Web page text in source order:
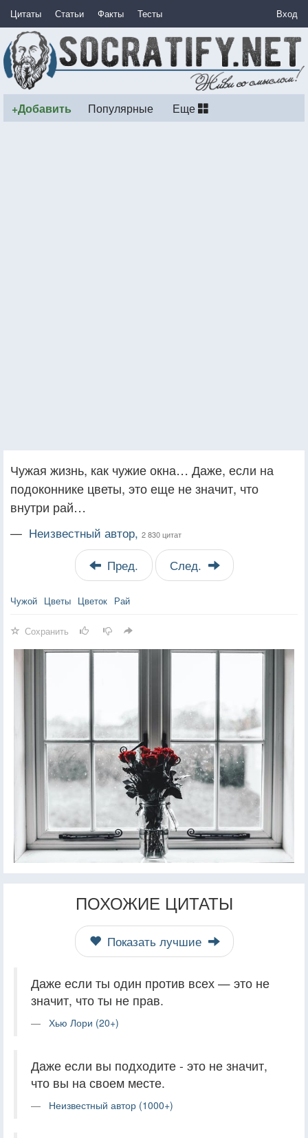
Цитаты Статьи Факты Тесты Вход
+Добавить Популярные Еще
Чужая жизнь, как чужие окна… Даже, если на
подоконнике цветы, это еще не значит, что
внутри рай…
— Неизвестный автор, 2 830 цитат
Пред. След.
Чужой Цветы Цветок Рай
Сохранить
ПОХОЖИЕ ЦИТАТЫ
Показать лучшие
Даже если ты один против всех — это не
значит, что ты не прав.
Хью Лори (20+)
Даже если вы подходите - это не значит,
что вы на своем месте.
Неизвестный автор (1000+)